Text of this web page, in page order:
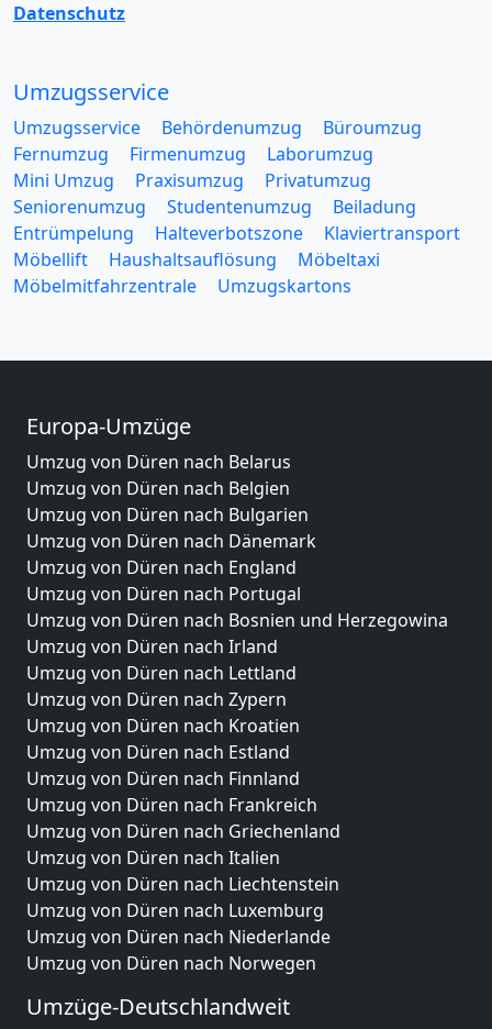
Datenschutz
Umzugsservice
Umzugsservice Behördenumzug
Büroumzug
Fernumzug
Firmenumzug
Laborumzug
Mini Umzug
Praxisumzug
Privatumzug
Seniorenumzug
Studentenumzug
Beiladung
Entrümpelung
Halteverbotszone
Klaviertransport
Möbellift
Haushaltsauflösung
Möbeltaxi
Möbelmitfahrzentrale
Umzugskartons
Europa-Umzüge
Umzug von Düren nach Belarus
Umzug von Düren nach Belgien
Umzug von Düren nach Bulgarien
Umzug von Düren nach Dänemark
Umzug von Düren nach England
Umzug von Düren nach Portugal
Umzug von Düren nach Bosnien und Herzegowina
Umzug von Düren nach Irland
Umzug von Düren nach Lettland
Umzug von Düren nach Zypern
Umzug von Düren nach Kroatien
Umzug von Düren nach Estland
Umzug von Düren nach Finnland
Umzug von Düren nach Frankreich
Umzug von Düren nach Griechenland
Umzug von Düren nach Italien
Umzug von Düren nach Liechtenstein
Umzug von Düren nach Luxemburg
Umzug von Düren nach Niederlande
Umzug von Düren nach Norwegen
Umzüge-Deutschlandweit